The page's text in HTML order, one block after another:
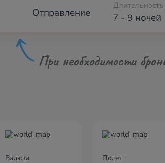
Отправление 7 - 9 ночей
Длительность
При необходимости
Валюта Полет